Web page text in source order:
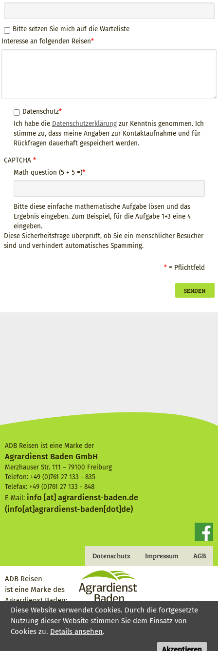
Bitte setzen Sie mich auf die Warteliste
Interesse an folgenden Reisen
Datenschutzerklärung
Datenschutz
Ich habe die Datenschutzerklärungzur Kenntnis genommen. Ich
stimme zu, dass meine Angaben zur Kontaktaufnahme und für
Rückfragen dauerhaft gespeichert werden.
CAPTCHA
Math question (5 + 5 =)
Bitte diese einfache mathematische Aufgabe lösen und das
Ergebnis eingeben. Zum Beispiel, für die Aufgabe 1+3 eine 4
eingeben.
Diese Sicherheitsfrage überprüft, ob Sie ein menschlicher Besucher
sind und verhindert automatisches Spamming.
= Pflichtfeld
ADB Reisen ist eine Marke der
Agrardienst Baden GmbH
Merzhauser Str. 111 – 79100 Freiburg
Telefon: +49 (0)761 27 133 - 835
Telefax: +49 (0)761 27 133 - 848
E-Mail: info [at] agrardienst-baden.de
(info[at]agrardienst-baden[dot]de)
Footermenu
Gruppenreisen
Datenschutz Impressum AGB
ADB Reisen
ist eine Marke des
Agrardienst Baden:
Mitgliedschaften:
Diese Website verwendet Cookies. Durch die fortgesetzte
Nutzung dieser Website stimmen Sie dem Einsatz von
Cookies zu. Details ansehen.